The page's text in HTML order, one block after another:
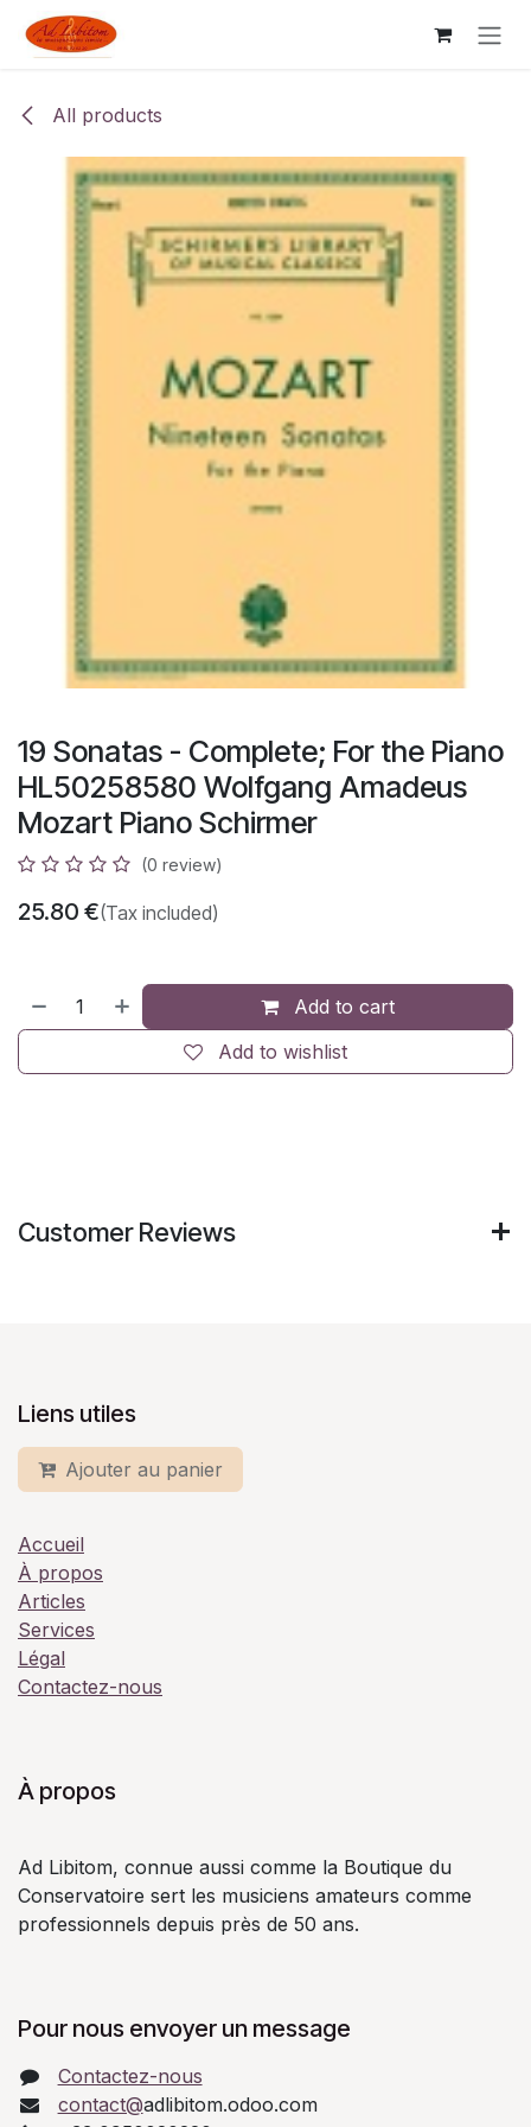
Skip to Content
All products
19 Sonatas - Complete; For the Piano
HL50258580 Wolfgang Amadeus
Mozart Piano Schirmer
(0 review)
25.80 €(Tax included)
Add to cart
Add to wishlist
Customer Reviews
Liens utiles
Ajouter au panier
Accueil
À propos
Articles
Services
Légal
Contactez-nous
À propos
Ad Libitom, connue aussi comme la Boutique du
Conservatoire sert les musiciens amateurs comme
professionnels depuis près de 50 ans.
Pour nous envoyer un message
Contactez-nous
contact@adlibitom.odoo.com